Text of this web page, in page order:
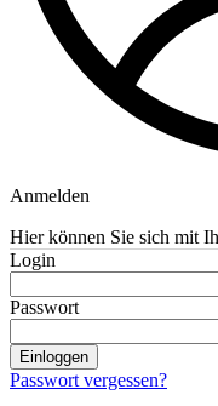
Anmelden
Hier können Sie sich mit
Login
Passwort
Einloggen
Passwort vergessen?